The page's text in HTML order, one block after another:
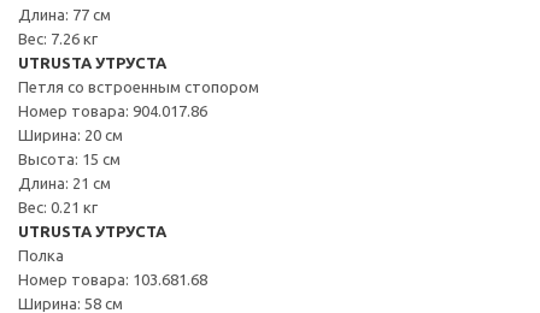
Длина: 77 см
Вес: 7.26 кг
UTRUSTA УТРУСТА
Петля со встроенным стопором
Номер товара: 904.017.86
Ширина: 20 см
Высота: 15 см
Длина: 21 см
Вес: 0.21 кг
UTRUSTA УТРУСТА
Полка
Номер товара: 103.681.68
Ширина: 58 см